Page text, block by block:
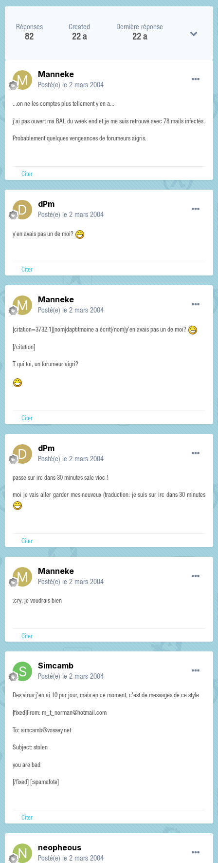
Réponses
82
Created
22 a
Dernière réponse
22 a
Manneke
Posté(e) le 2 mars 2004
...on ne les comptes plus tellement y'en a...
j'ai pas ouvert ma BAL du week end et je me suis retrouvé avec 78 mails infectés.
Probablement quelques vengeances de forumeurs aigris.
Citer
dPm
Posté(e) le 2 mars 2004
y'en avais pas un de moi?
Citer
Manneke
Posté(e) le 2 mars 2004
[citation=3732,1][nom]daptitmoine a écrit[/nom]y'en avais pas un de moi?
[/citation]
T qui toi, un forumeur aigri?
Citer
dPm
Posté(e) le 2 mars 2004
passe sur irc dans 30 minutes sale vioc !
moi je vais aller garder mes neuveux (traduction: je suis sur irc dans 30 minutes
Citer
Manneke
Posté(e) le 2 mars 2004
:cry: je voudrais bien
Citer
Simcamb
Posté(e) le 2 mars 2004
Des virus j'en ai 10 par jour, mais en ce moment, c'est de messages de ce style
[fixed]From: m_t_norman@hotmail.com
To: simcamb@vossey.net
Subject: stolen
you are bad
[/fixed] [:spamafote]
Citer
neopheous
Posté(e) le 2 mars 2004